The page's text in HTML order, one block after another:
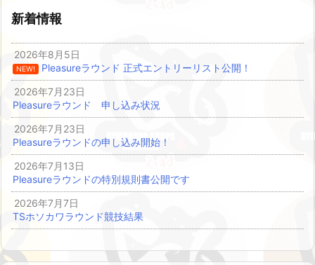
新着情報
2026年8月5日
NEW!
Pleasureラウンド 正式エントリーリスト公開！
2026年7月23日
Pleasureラウンド 申し込み状況
2026年7月23日
Pleasureラウンドの申し込み開始！
2026年7月13日
Pleasureラウンドの特別規則書公開です
2026年7月7日
TSホソカワラウンド競技結果